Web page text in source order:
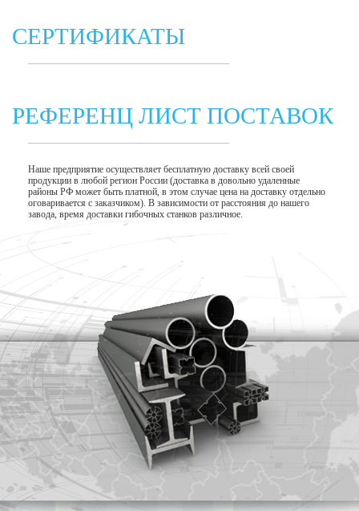
СЕРТИФИКАТЫ
РЕФЕРЕНЦ ЛИСТ ПОСТАВОК
Наше предприятие осуществляет бесплатную доставку всей своей
продукции в любой регион России (доставка в довольно удаленные
районы РФ может быть платной, в этом случае цена на доставку отдельно
оговаривается с заказчиком). В зависимости от расстояния до нашего
завода, время доставки гибочных станков различное.